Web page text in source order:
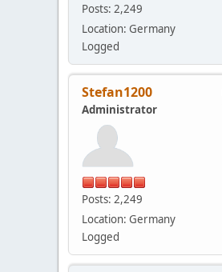
Posts: 2,249
Location: Germany
Logged
Stefan1200
Administrator
Posts: 2,249
Location: Germany
Logged